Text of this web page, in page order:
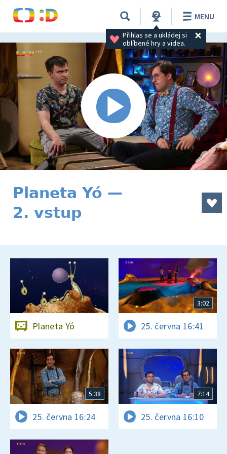
Přihlas se a ukládej si
oblíbené hry a videa.
MENU
Planeta Yó —
2. vstup
Planeta Yó
3:02
25. června 16:41
5:38
25. června 16:24
7:14
25. června 16:10